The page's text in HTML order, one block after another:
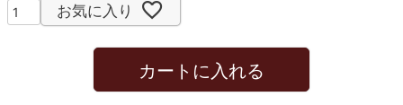
お気に入り
カートに入れる